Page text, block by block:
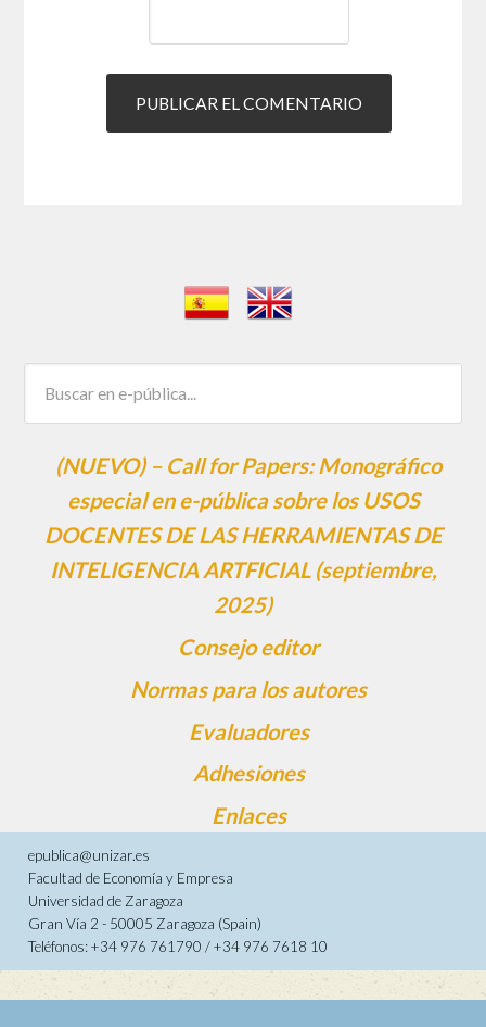
(NUEVO) – Call for Papers: Monográfico
especial en e-pública sobre los USOS
DOCENTES DE LAS HERRAMIENTAS DE
INTELIGENCIA ARTFICIAL (septiembre,
2025)
Consejo editor
Normas para los autores
Evaluadores
Adhesiones
Enlaces
epublica@unizar.es
Facultad de Economía y Empresa
Universidad de Zaragoza
Gran Vía 2 - 50005 Zaragoza (Spain)
Teléfonos: +34 976 761790 / +34 976 7618 10